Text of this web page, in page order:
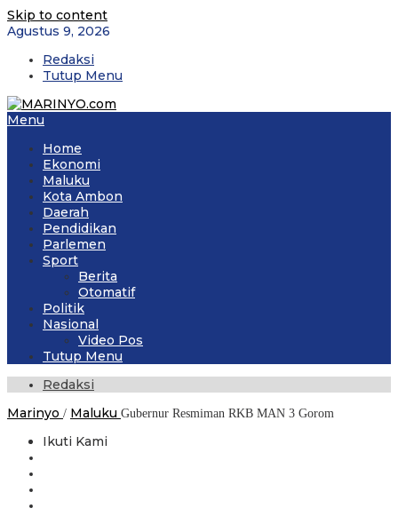
Skip to content
Agustus 9, 2026
Redaksi
Tutup Menu
Menu
Home
Ekonomi
Maluku
Kota Ambon
Daerah
Pendidikan
Parlemen
Sport
Berita
Otomatif
Politik
Nasional
Video Pos
Tutup Menu
Redaksi
Marinyo / Maluku Gubernur Resmiman RKB MAN 3 Gorom
Ikuti Kami